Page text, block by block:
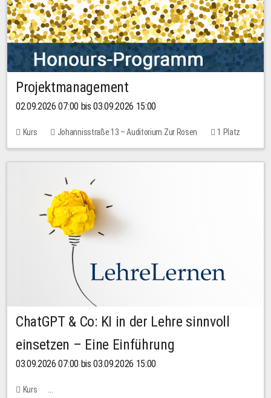
Projektmanagement
02.09.2026 07:00 bis 03.09.2026 15:00
Kurs Johannisstraße 13 – Auditorium Zur Rosen 1 Platz
ChatGPT & Co: KI in der Lehre sinnvoll
einsetzen – Eine Einführung
03.09.2026 07:00 bis 03.09.2026 15:00
Kurs